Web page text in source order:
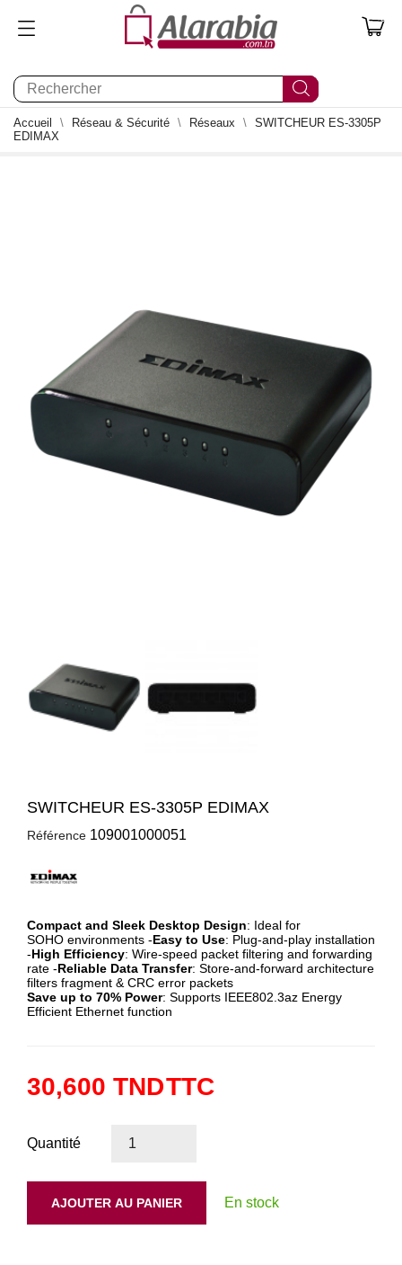
0
Accueil Réseau & Sécurité Réseaux
SWITCHEUR ES-3305P
EDIMAX
SWITCHEUR ES-3305P EDIMAX
Référence 109001000051
Compact and Sleek Desktop Design: Ideal for
SOHO environments -Easy to Use: Plug-and-play installation
-High Efficiency: Wire-speed packet filtering and forwarding
rate -Reliable Data Transfer: Store-and-forward architecture
filters fragment & CRC error packets
Save up to 70% Power: Supports IEEE802.3az Energy
Efficient Ethernet function
30,600 TNDTTC
Quantité
AJOUTER AU PANIER En stock